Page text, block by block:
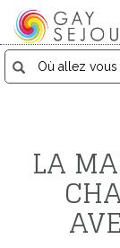
LA